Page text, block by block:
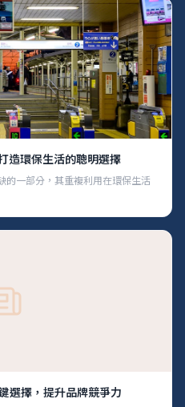
造環保生活的聰明選擇
的一部分，其重複利用在環保生活
選擇，提升品牌競爭力